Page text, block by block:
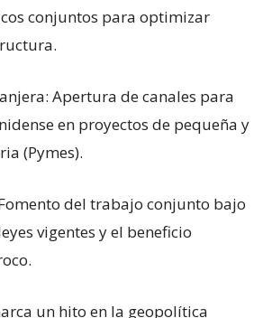
conjuntos para optimizar
Apertura de canales para
en proyectos de pequeña y
(Pymes).
del trabajo conjunto bajo
vigentes y el beneficio
un hito en la geopolítica